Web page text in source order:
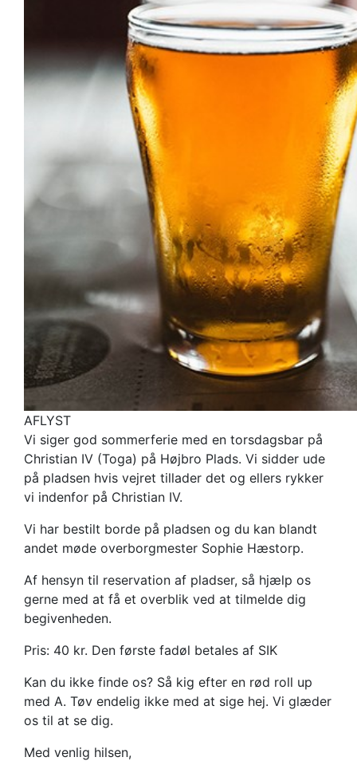
AFLYST
Vi siger god sommerferie med en torsdagsbar på
Christian IV (Toga) på Højbro Plads. Vi sidder ude
på pladsen hvis vejret tillader det og ellers rykker
vi indenfor på Christian IV.
Vi har bestilt borde på pladsen og du kan blandt
andet møde overborgmester Sophie Hæstorp.
Af hensyn til reservation af pladser, så hjælp os
gerne med at få et overblik ved at tilmelde dig
begivenheden.
Pris: 40 kr. Den første fadøl betales af SIK
Kan du ikke finde os? Så kig efter en rød roll up
med A. Tøv endelig ikke med at sige hej. Vi glæder
os til at se dig.
Med venlig hilsen,